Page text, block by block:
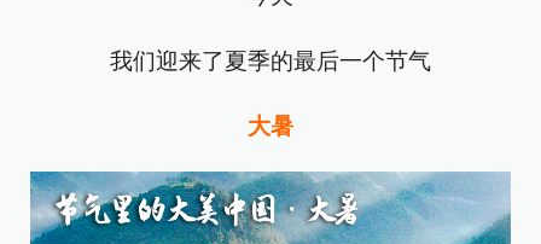
我们迎来了夏季的最后一个节气
大暑